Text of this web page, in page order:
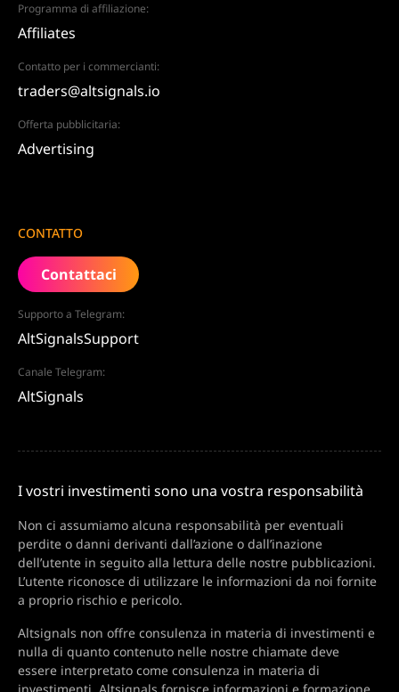
Programma di affiliazione:
Affiliates
Contatto per i commercianti:
traders@altsignals.io
Offerta pubblicitaria:
Advertising
CONTATTO
Contattaci
Supporto a Telegram:
AltSignalsSupport
Canale Telegram:
AltSignals
I vostri investimenti sono una vostra responsabilità
Non ci assumiamo alcuna responsabilità per eventuali
perdite o danni derivanti dall’azione o dall’inazione
dell’utente in seguito alla lettura delle nostre pubblicazioni.
L’utente riconosce di utilizzare le informazioni da noi fornite
a proprio rischio e pericolo.
Altsignals non offre consulenza in materia di investimenti e
nulla di quanto contenuto nelle nostre chiamate deve
essere interpretato come consulenza in materia di